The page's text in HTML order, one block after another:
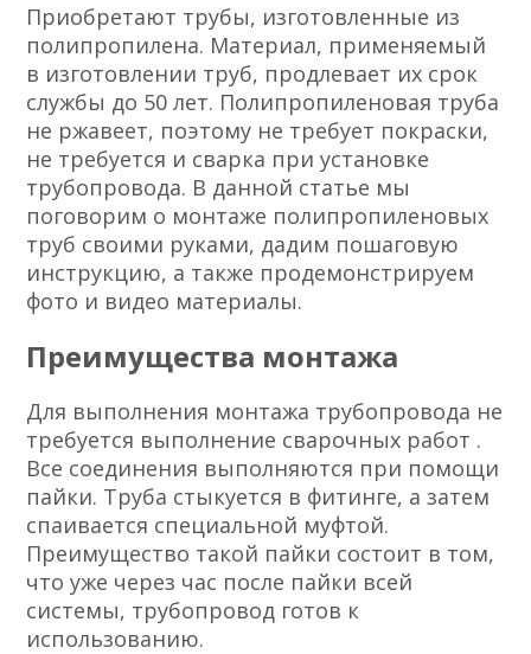
Приобретают трубы, изготовленные из
полипропилена. Материал, применяемый
в изготовлении труб, продлевает их срок
службы до 50 лет. Полипропиленовая труба
не ржавеет, поэтому не требует покраски,
не требуется и сварка при установке
трубопровода. В данной статье мы
поговорим о монтаже полипропиленовых
труб своими руками, дадим пошаговую
инструкцию, а также продемонстрируем
фото и видео материалы.
Преимущества монтажа
Для выполнения монтажа трубопровода не
требуется выполнение сварочных работ .
Все соединения выполняются при помощи
пайки. Труба стыкуется в фитинге, а затем
спаивается специальной муфтой.
Преимущество такой пайки состоит в том,
что уже через час после пайки всей
системы, трубопровод готов к
использованию.